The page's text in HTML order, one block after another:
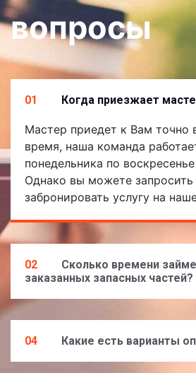
вопросы
01 Когда приезжает
Мастер приедет к Вам точно
время, наша команда
понедельника по
Однако вы можете запросить
забронировать услугу на
02
Сколько времени
заказанных запасных частей?
04 Какие есть варианты